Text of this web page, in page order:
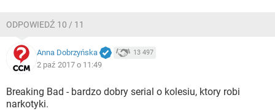
ODPOWIEDŹ 10 / 11
Anna Dobrzyńska 13 497
2 paź 2017 o 11:49
Breaking Bad - bardzo dobry serial o kolesiu, ktory robi
narkotyki.